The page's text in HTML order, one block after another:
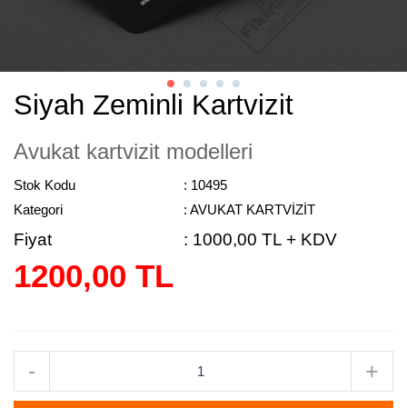
Siyah Zeminli Kartvizit
Avukat kartvizit modelleri
Stok Kodu
: 10495
Kategori
: AVUKAT KARTVİZİT
Fiyat : 1000,00 TL + KDV
1200,00 TL
- +